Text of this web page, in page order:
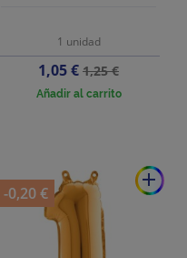
1 unidad
Precio
1,05 €Precio
base
1,25 €
Añadir al carrito
add
-0,20 €